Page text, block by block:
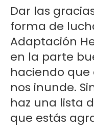
Dar las
forma de
Adaptación
en la parte
haciendo que
nos inunde.
haz una lista
que estás